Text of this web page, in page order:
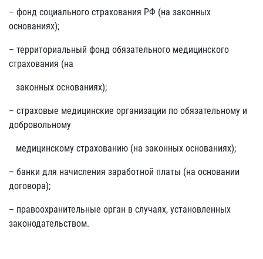
– фонд социального страхования РФ (на законных
основаниях);
– территориальный фонд обязательного медицинского
страхования (на
законных основаниях);
– страховые медицинские организации по обязательному и
добровольному
медицинскому страхованию (на законных основаниях);
– банки для начисления заработной платы (на основании
договора);
– правоохранительные орган в случаях, установленных
законодательством.